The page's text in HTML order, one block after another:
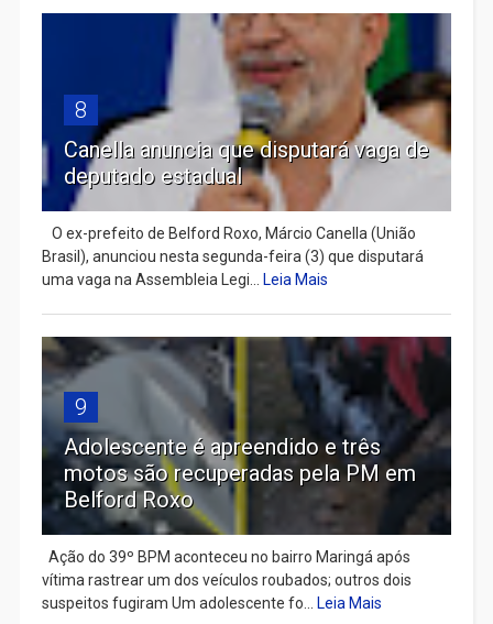
8
Canella anuncia que disputará vaga de
deputado estadual
​ O ex-prefeito de Belford Roxo, Márcio Canella (União
Brasil), anunciou nesta segunda-feira (3) que disputará
uma vaga na Assembleia Legi... Leia Mais
9
Adolescente é apreendido e três
motos são recuperadas pela PM em
Belford Roxo
Ação do 39º BPM aconteceu no bairro Maringá após
vítima rastrear um dos veículos roubados; outros dois
suspeitos fugiram Um adolescente fo... Leia Mais